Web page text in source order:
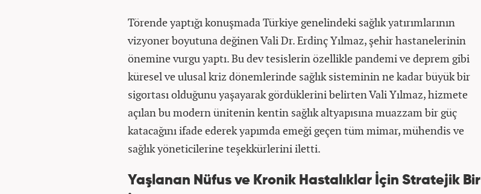
Törende yaptığı konuşmada Türkiye genelindeki sağlık yatırımlarının
vizyoner boyutuna değinen Vali Dr. Erdinç Yılmaz, şehir hastanelerinin
önemine vurgu yaptı. Bu dev tesislerin özellikle pandemi ve deprem gibi
küresel ve ulusal kriz dönemlerinde sağlık sisteminin ne kadar büyük bir
sigortası olduğunu yaşayarak gördüklerini belirten Vali Yılmaz, hizmete
açılan bu modern ünitenin kentin sağlık altyapısına muazzam bir güç
katacağını ifade ederek yapımda emeği geçen tüm mimar, mühendis ve
sağlık yöneticilerine teşekkürlerini iletti.
Yaşlanan Nüfus ve Kronik Hastalıklar İçin Stratejik Bir